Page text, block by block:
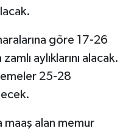
göre 17-26
aylıklarını alacak.
25-28
maaş alan memur